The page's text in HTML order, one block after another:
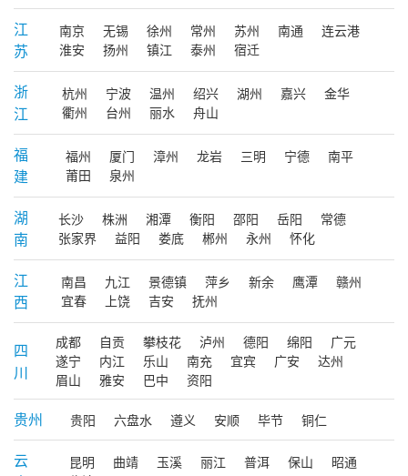
江
苏
南京 无锡 徐州 常州 苏州 南通
连云港
淮安
扬州 镇江 泰州 宿迁
浙
江
杭州 宁波 温州 绍兴 湖州 嘉兴
金华
衢州
台州 丽水 舟山
福
建
福州 厦门 漳州 龙岩 三明 宁德
南平
莆田
泉州
湖
南
长沙 株洲 湘潭 衡阳 邵阳 岳阳
常德
张家界
益阳 娄底 郴州 永州 怀化
江
西
南昌 九江 景德镇 萍乡 新余 鹰潭
赣州
宜春
上饶 吉安 抚州
四
川
成都 自贡 攀枝花 泸州 德阳 绵阳
广元
遂宁
内江 乐山 南充 宜宾 广安
达州
眉山
雅安 巴中 资阳
贵州 贵阳 六盘水 遵义 安顺 毕节 铜仁
云
昆明 曲靖 玉溪 丽江 普洱 保山
昭通